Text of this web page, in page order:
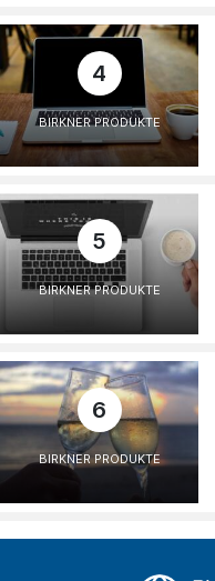
4
BIRKNER PRODUKTE
5
BIRKNER PRODUKTE
6
BIRKNER PRODUKTE